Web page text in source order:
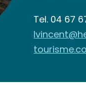
Tel. 04 67